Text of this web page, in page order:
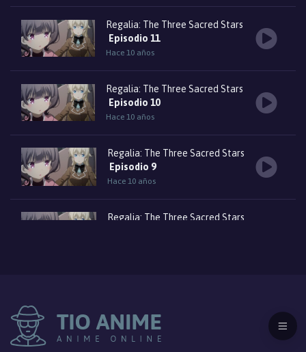
Regalia: The Three Sacred Stars
Episodio 11
Hace 10 años
Regalia: The Three Sacred Stars
Episodio 10
Hace 10 años
Regalia: The Three Sacred Stars
Episodio 9
Hace 10 años
Regalia: The Three Sacred Stars
Regalia: The Three Sacred Stars